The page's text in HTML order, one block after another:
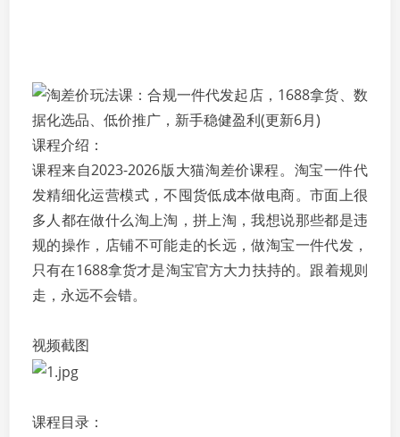
课程介绍：
课程来自2023-2026版大猫淘差价课程。淘宝一件代
发精细化运营模式，不囤货低成本做电商。市面上很
多人都在做什么淘上淘，拼上淘，我想说那些都是违
规的操作，店铺不可能走的长远，做淘宝一件代发，
只有在1688拿货才是淘宝官方大力扶持的。跟着规则
走，永远不会错。
视频截图
课程目录：